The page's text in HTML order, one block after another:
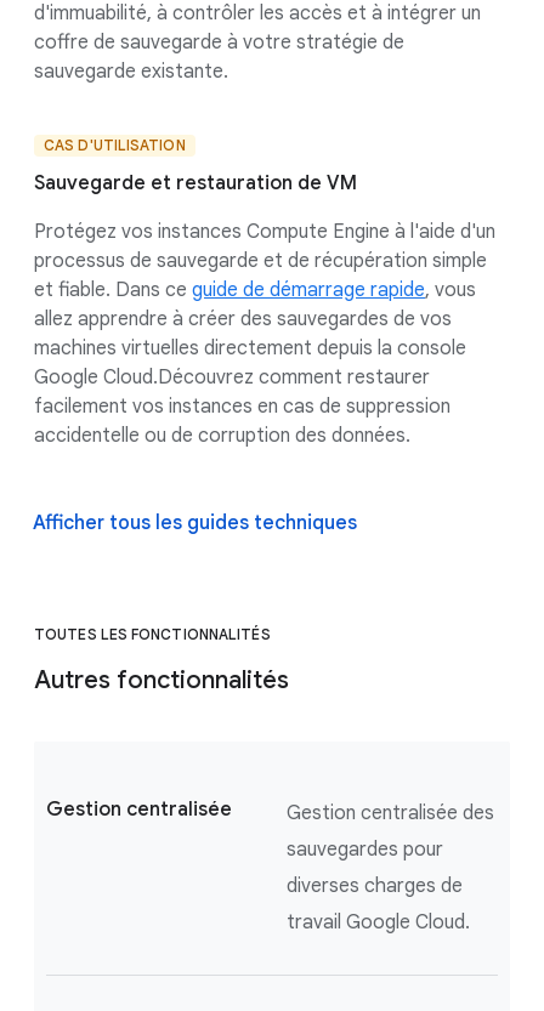
d'immuabilité, à contrôler les accès et à intégrer un
coffre de sauvegarde à votre stratégie de
sauvegarde existante.
CAS D'UTILISATION
Sauvegarde et restauration de VM
Protégez vos instances Compute Engine à l'aide d'un
processus de sauvegarde et de récupération simple
et fiable. Dans ce guide de démarrage rapide, vous
allez apprendre à créer des sauvegardes de vos
machines virtuelles directement depuis la console
Google Cloud.Découvrez comment restaurer
facilement vos instances en cas de suppression
accidentelle ou de corruption des données.
Afficher tous les guides techniques
TOUTES LES FONCTIONNALITÉS
Autres fonctionnalités
Gestion centralisée
Gestion centralisée des
sauvegardes pour
diverses charges de
travail Google Cloud.